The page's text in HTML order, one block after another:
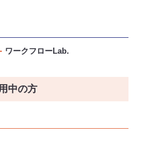
ワークフローLab.
中の方